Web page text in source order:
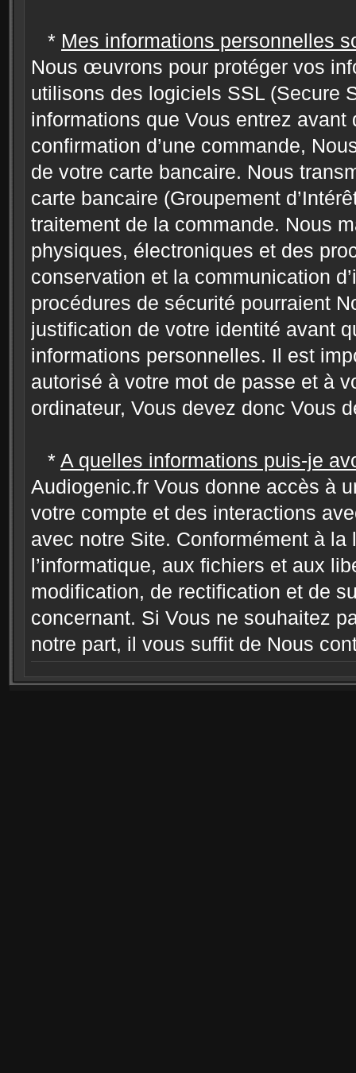
* Mes informations personnelles
Nous œuvrons pour protéger vos
utilisons des logiciels SSL (Secure
informations que Vous entrez
confirmation d’une commande,
de votre carte bancaire. Nous
carte bancaire (Groupement
traitement de la commande. Nous
physiques, électroniques et des
conservation et la communication
procédures de sécurité pourraient
justification de votre identité avant
informations personnelles. Il est
autorisé à votre mot de passe et à
ordinateur, Vous devez donc Vous
* A quelles informations puis-je
Audiogenic.fr Vous donne accès à
votre compte et des interactions
avec notre Site. Conformément à
l’informatique, aux fichiers et aux
modification, de rectification et de
concernant. Si Vous ne souhaitez
notre part, il vous suffit de Nous